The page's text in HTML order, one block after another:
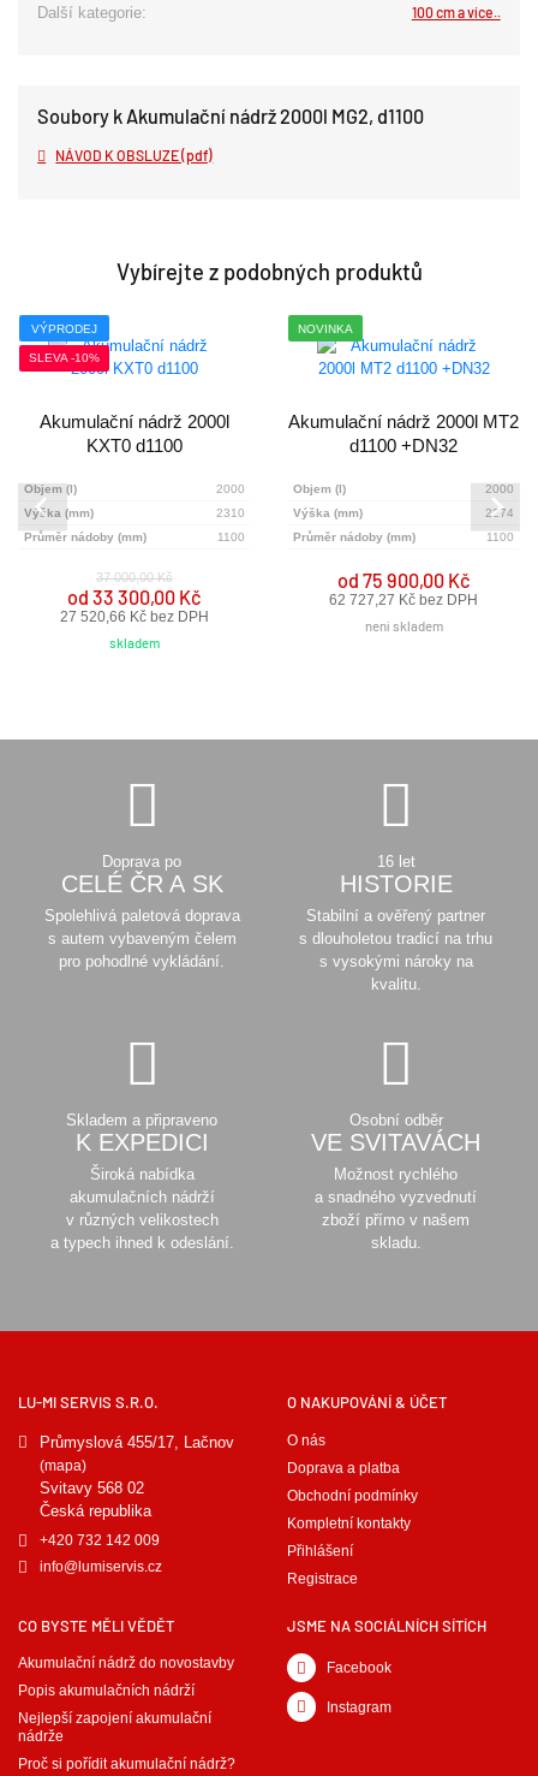
Další kategorie: 100 cm a více..
Soubory k Akumulační nádrž 2000l MG2, d1100
NÁVOD K OBSLUZE (pdf)
Vybírejte z podobných produktů
VÝPRODEJ
SLEVA -10%
Akumulační nádrž 2000l
KXT0 d1100
Objem (l)
2000
Výška (mm)
2310
Průměr nádoby (mm)
1100
37 000,00 Kč
od 33 300,00 Kč
27 520,66 Kč bez DPH
skladem
NOVINKA
Akumulační nádrž 2000l MT2
d1100 +DN32
Objem (l)
2000
Výška (mm)
2274
Průměr nádoby (mm)
1100
od 75 900,00 Kč
62 727,27 Kč bez DPH
není skladem
Doprava po
CELÉ ČR A SK
Spolehlivá paletová doprava
s autem vybaveným čelem
pro pohodlné vykládání.
16 let
HISTORIE
Stabilní a ověřený partner
s dlouholetou tradicí na trhu
s vysokými nároky na
kvalitu.
Skladem a připraveno
K EXPEDICI
Široká nabídka
akumulačních nádrží
v různých velikostech
a typech ihned k odeslání.
Osobní odběr
VE SVITAVÁCH
Možnost rychlého
a snadného vyzvednutí
zboží přímo v našem
skladu.
LU-MI SERVIS S.R.O.
Průmyslová 455/17, Lačnov
(mapa)
Svitavy 568 02
Česká republika
+420 732 142 009
info@lumiservis.cz
O NAKUPOVÁNÍ & ÚČET
O nás
Doprava a platba
Obchodní podmínky
Kompletní kontakty
Přihlášení
Registrace
CO BYSTE MĚLI VĚDĚT
Akumulační nádrž do novostavby
Popis akumulačních nádrží
Nejlepší zapojení akumulační
nádrže
Proč si pořídit akumulační nádrž?
JSME NA SOCIÁLNÍCH SÍTÍCH
Facebook
Instagram